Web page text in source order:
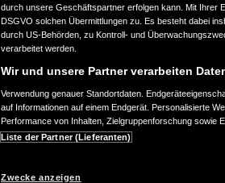
durch unsere Geschäftspartner erfolgen kann. Mit Ihrer
DSGVO solchen Übermittlungen zu. Es besteht dabei
durch US-Behörden, zu Kontroll- und
verarbeitet werden.
Wir und unsere Partner verarbeiten
Verwendung genauer Standortdaten.
auf Informationen auf einem Endgerät. Personalisierte
Performance von Inhalten, Zielgruppenforschung sowie
Liste der Partner (Lieferanten)
Zwecke anzeigen